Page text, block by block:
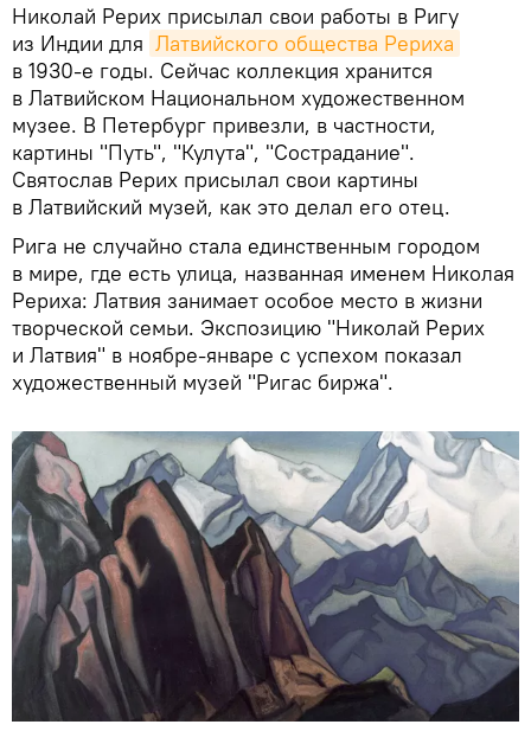
Николай Рерих присылал свои работы в Ригу
из Индии для Латвийского общества Рериха
в 1930-е годы. Сейчас коллекция хранится
в Латвийском Национальном художественном
музее. В Петербург привезли, в частности,
картины "Путь", "Кулута", "Сострадание".
Святослав Рерих присылал свои картины
в Латвийский музей, как это делал его отец.
Рига не случайно стала единственным городом
в мире, где есть улица, названная именем Николая
Рериха: Латвия занимает особое место в жизни
творческой семьи. Экспозицию "Николай Рерих
и Латвия" в ноябре-январе с успехом показал
художественный музей "Ригас биржа".